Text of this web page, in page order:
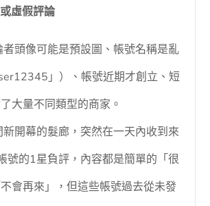
虛假評論
者頭像可能是預設圖、帳號名稱是亂
」）、帳號近期才創立、短
大量不同類型的商家。
新開幕的髮廊，突然在一天內收到來
號的1星負評，內容都是簡單的「很
會再來」，但這些帳號過去從未發